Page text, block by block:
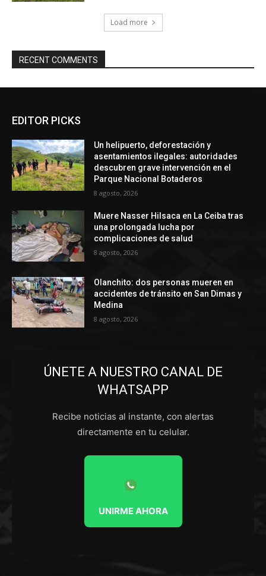
Load more
RECENT COMMENTS
EDITOR PICKS
Un helipuerto, deforestación y
asentamientos ilegales: autoridades
descubren grave intervención en el
Parque Nacional Botaderos
8 agosto, 2026
Muere Nasser Hilsaca en La Ceiba tras
una prolongada lucha por
complicaciones de salud
8 agosto, 2026
Olanchito: dos personas mueren en
accidentes de tránsito en San Dimas y
Medina
8 agosto, 2026
ÚNETE A NUESTRO CANAL DE
WHATSAPP
Recibe noticias al instante, con alertas
directamente en tu celular.
UNIRME AHORA